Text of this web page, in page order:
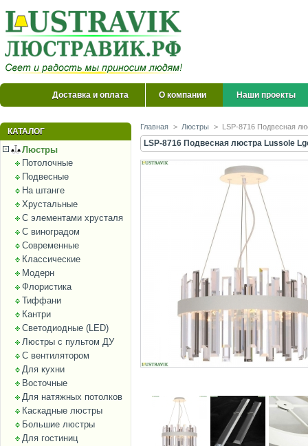
Доставка и оплата О компании Наши проекты
КАТАЛОГ
Люстры
Потолочные
Подвесные
На штанге
Хрустальные
С элементами хрусталя
С виноградом
Современные
Классические
Модерн
Флористика
Тиффани
Кантри
Светодиодные (LED)
Люстры с пультом ДУ
С вентилятором
Для кухни
Восточные
Для натяжных потолков
Каскадные люстры
Большие люстры
Для гостиниц
Главная > Люстры > LSP-8716 Подвесная
LSP-8716 Подвесная люстра Lussole